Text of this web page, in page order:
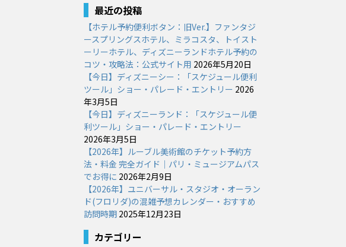
最近の投稿
【ホテル予約便利ボタン：旧Ver.】ファンタジ
ースプリングスホテル、ミラコスタ、トイスト
ーリーホテル、ディズニーランドホテル予約の
コツ・攻略法：公式サイト用 2026年5月20日
【今日】ディズニーシー：「スケジュール便利
ツール」ショー・パレード・エントリー 2026
年3月5日
【今日】ディズニーランド：「スケジュール便
利ツール」ショー・パレード・エントリー
2026年3月5日
【2026年】ルーブル美術館のチケット予約方
法・料金 完全ガイド｜パリ・ミュージアムパス
でお得に 2026年2月9日
【2026年】ユニバーサル・スタジオ・オーラン
ド(フロリダ)の混雑予想カレンダー・おすすめ
訪問時期 2025年12月23日
カテゴリー